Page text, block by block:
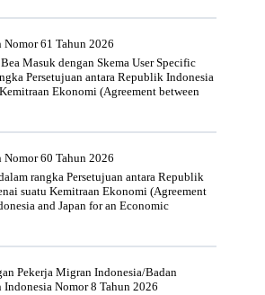
Nomor 61 Tahun 2026
Masuk dengan Skema User Specific
Persetujuan antara Republik Indonesia
Ekonomi (Agreement between
Nomor 60 Tahun 2026
rangka Persetujuan antara Republik
suatu Kemitraan Ekonomi (Agreement
and Japan for an Economic
Pekerja Migran Indonesia/Badan
Nomor 8 Tahun 2026